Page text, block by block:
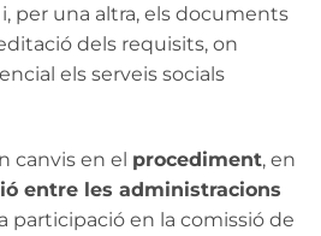
i, per una altra, els documents
dels requisits, on
els serveis socials
canvis en el procediment, en
entre les administracions
participació en la comissió de